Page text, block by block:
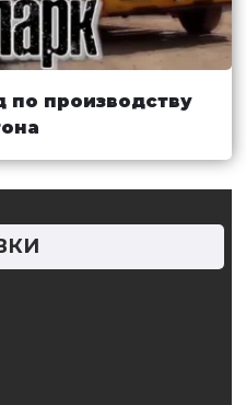
по производству